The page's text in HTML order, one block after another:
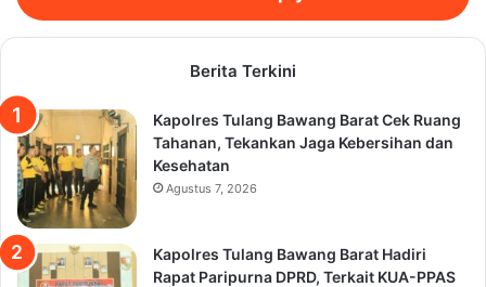
Berita Terkini
Kapolres Tulang Bawang Barat Cek Ruang
Tahanan, Tekankan Jaga Kebersihan dan
Kesehatan
Agustus 7, 2026
Kapolres Tulang Bawang Barat Hadiri
Rapat Paripurna DPRD, Terkait KUA-PPAS